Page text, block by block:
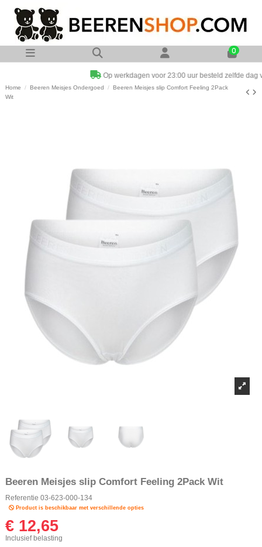
0
Op werkdagen voor 23:00 uur besteld zelfde dag verzonden
Home Beeren Meisjes Ondergoed
Beeren Meisjes slip Comfort Feeling 2Pack
Wit
Beeren Meisjes slip Comfort Feeling 2Pack Wit
Referentie 03-623-000-134
Product is beschikbaar met verschillende opties
€ 12,65
Inclusief belasting